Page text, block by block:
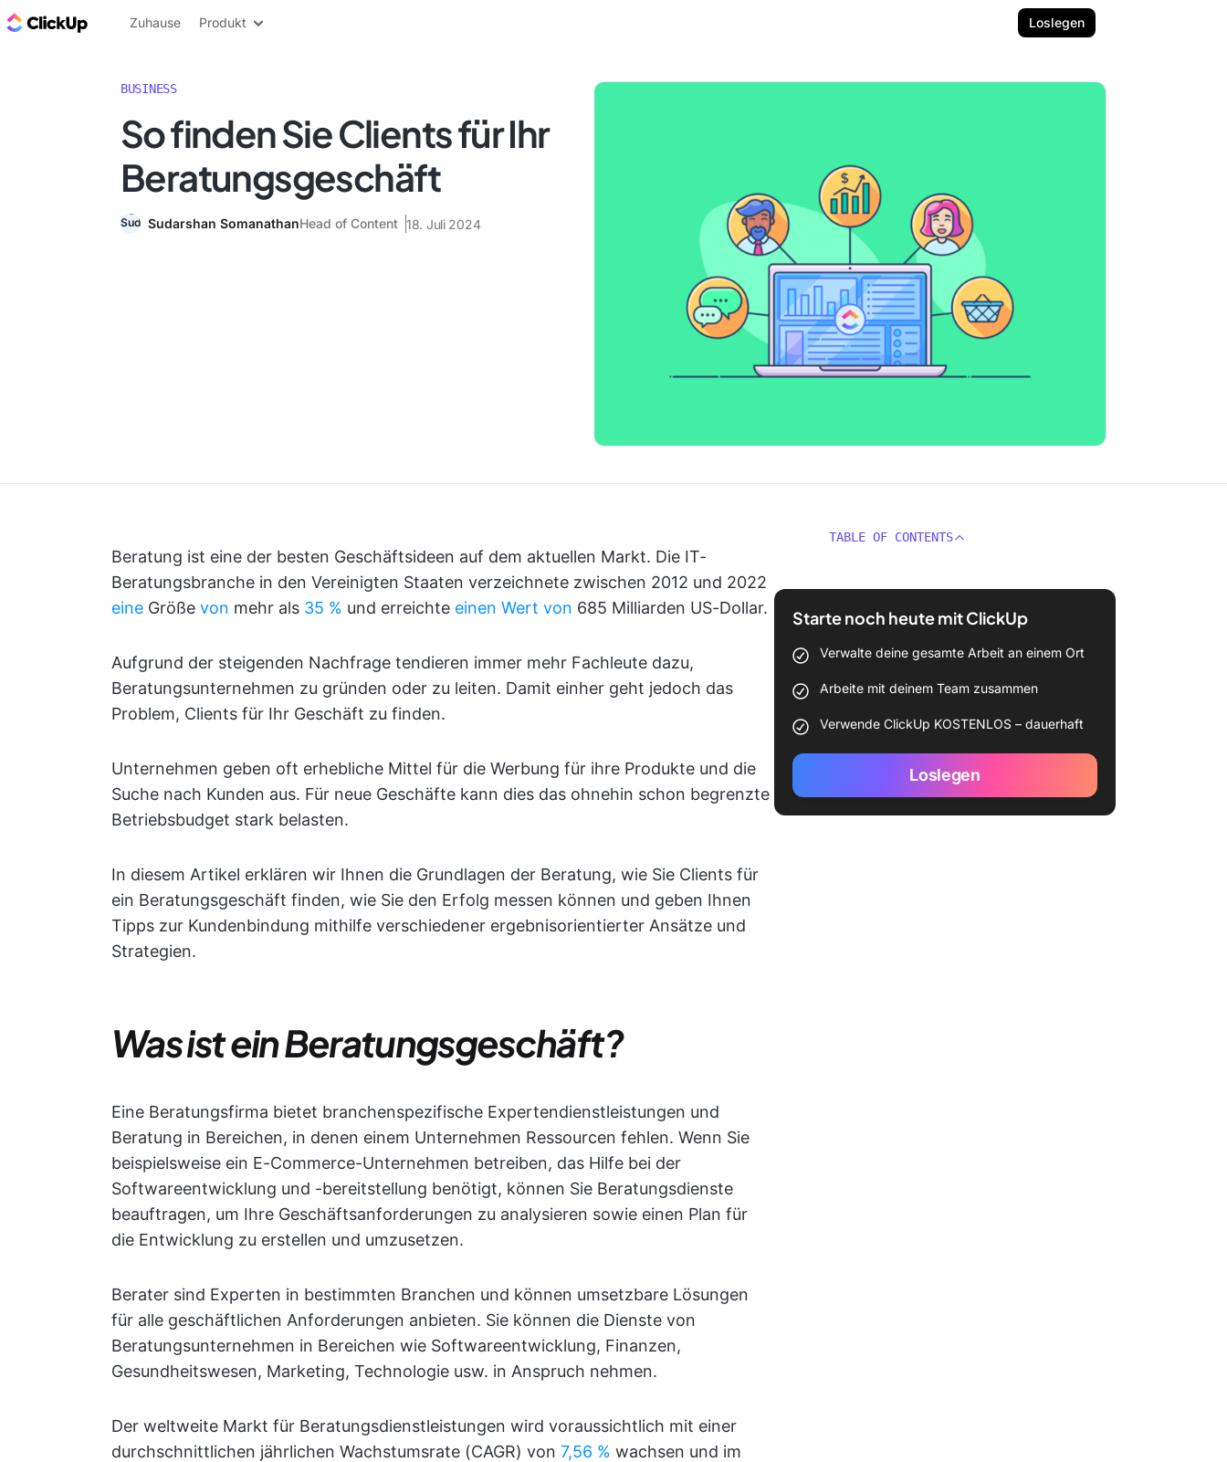
ClickUp Blog
Zuhause Produkt Loslegen
BUSINESS
So finden Sie Clients für Ihr
Beratungsgeschäft
Sudarshan SomanathanHead of Content 18. Juli 2024
Beratung ist eine der besten Geschäftsideen auf dem aktuellen Markt. Die IT-
Beratungsbranche in den Vereinigten Staaten verzeichnete zwischen 2012 und 2022
eine Größe von mehr als 35 % und erreichte einen Wert von 685 Milliarden US-Dollar.
Aufgrund der steigenden Nachfrage tendieren immer mehr Fachleute dazu,
Beratungsunternehmen zu gründen oder zu leiten. Damit einher geht jedoch das
Problem, Clients für Ihr Geschäft zu finden.
Unternehmen geben oft erhebliche Mittel für die Werbung für ihre Produkte und die
Suche nach Kunden aus. Für neue Geschäfte kann dies das ohnehin schon begrenzte
Betriebsbudget stark belasten.
In diesem Artikel erklären wir Ihnen die Grundlagen der Beratung, wie Sie Clients für
ein Beratungsgeschäft finden, wie Sie den Erfolg messen können und geben Ihnen
Tipps zur Kundenbindung mithilfe verschiedener ergebnisorientierter Ansätze und
Strategien.
Was ist ein Beratungsgeschäft?
Eine Beratungsfirma bietet branchenspezifische Expertendienstleistungen und
Beratung in Bereichen, in denen einem Unternehmen Ressourcen fehlen. Wenn Sie
beispielsweise ein E-Commerce-Unternehmen betreiben, das Hilfe bei der
Softwareentwicklung und -bereitstellung benötigt, können Sie Beratungsdienste
beauftragen, um Ihre Geschäftsanforderungen zu analysieren sowie einen Plan für
die Entwicklung zu erstellen und umzusetzen.
Berater sind Experten in bestimmten Branchen und können umsetzbare Lösungen
für alle geschäftlichen Anforderungen anbieten. Sie können die Dienste von
Beratungsunternehmen in Bereichen wie Softwareentwicklung, Finanzen,
Gesundheitswesen, Marketing, Technologie usw. in Anspruch nehmen.
Der weltweite Markt für Beratungsdienstleistungen wird voraussichtlich mit einer
durchschnittlichen jährlichen Wachstumsrate (CAGR) von 7,56 % wachsen und im
TABLE OF CONTENTS
Starte noch heute mit ClickUp
Verwalte deine gesamte Arbeit an einem Ort
Arbeite mit deinem Team zusammen
Verwende ClickUp KOSTENLOS – dauerhaft
Loslegen